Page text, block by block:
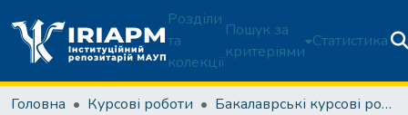
Розділи
та
колекції
Пошук за
критеріями
Статистика
Головна Курсові роботи
Бакалаврські курсові роботи